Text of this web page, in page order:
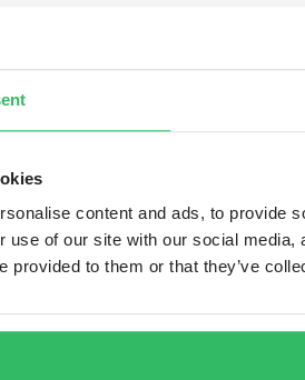
content and ads, to provide
use of our site with our social
provided to them or that they’ve